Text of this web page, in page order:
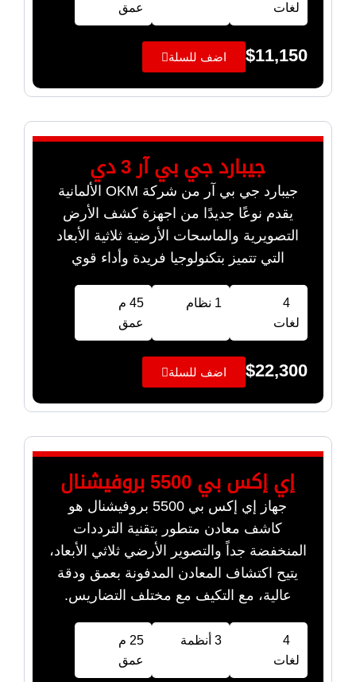
لغات
عمق
$11,150 اضف للسلة
جيبارد جي بي آر 3 دي
جيبارد جي بي آر من شركة OKM الألمانية
يقدم نوعًا جديدًا من اجهزة كشف الأرض
التصويرية والماسحات الأرضية ثلاثية الأبعاد
التي تتميز بتكنولوجيا فريدة وأداء قوي
4
لغات
1 نظام
45 م
عمق
$22,300 اضف للسلة
إي إكس بي 5500 بروفيشنال
جهاز إي إكس بي 5500 بروفيشنال هو
كاشف معادن متطور بتقنية الترددات
المنخفضة جداً والتصوير الأرضي ثلاثي الأبعاد،
يتيح اكتشاف المعادن المدفونة بعمق ودقة
عالية، مع التكيف مع مختلف التضاريس.
4
لغات
3 أنظمة
25 م
عمق